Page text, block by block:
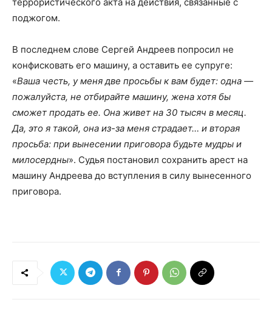
поджогом.
В последнем слове Сергей Андреев попросил не
конфисковать его машину, а оставить ее супруге:
«Ваша честь, у меня две просьбы к вам будет: одна —
пожалуйста, не отбирайте машину, жена хотя бы
сможет продать ее. Она живет на 30 тысяч в месяц.
Да, это я такой, она из-за меня страдает… и вторая
просьба: при вынесении приговора будьте мудры и
милосердны». Судья постановил сохранить арест на
машину Андреева до вступления в силу вынесенного
приговора.